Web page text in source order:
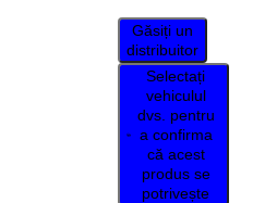
Găsiți un
distribuitor
Selectați
vehiculul
dvs. pentru
a confirma
că acest
produs se
potrivește